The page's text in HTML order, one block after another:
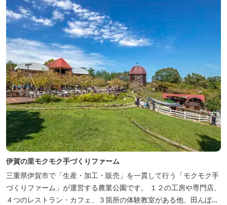
伊賀の里モクモク手づくりファーム
三重県伊賀市で「生産・加工・販売」を一貫して行う「モクモク手
づくりファーム」が運営する農業公園です。 １２の工房や専門店、
４つのレストラン・カフェ、３箇所の体験教室がある他、田んぼや